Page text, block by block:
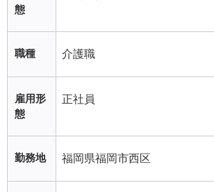
態
職種 介護職
雇用形
態
正社員
勤務地 福岡県福岡市西区